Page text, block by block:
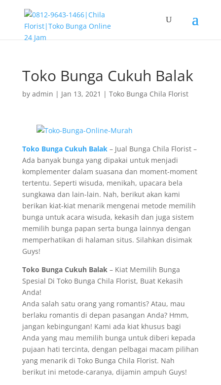
Toko Bunga Cukuh Balak
by admin | Jan 13, 2021 | Toko Bunga Chila Florist
Toko Bunga Cukuh Balak– Jual Bunga Chila Florist –
Ada banyak bunga yang dipakai untuk menjadi
komplementer dalam suasana dan moment-moment
tertentu. Seperti wisuda, menikah, upacara bela
sungkawa dan lain-lain. Nah, berikut akan kami
berikan kiat-kiat menarik mengenai metode memilih
bunga untuk acara wisuda, kekasih dan juga sistem
memilih bunga papan serta bunga lainnya dengan
memperhatikan di halaman situs. Silahkan disimak
Guys!
Toko Bunga Cukuh Balak– Kiat Memilih Bunga
Spesial Di Toko Bunga Chila Florist, Buat Kekasih
Anda!
Anda salah satu orang yang romantis? Atau, mau
berlaku romantis di depan pasangan Anda? Hmm,
jangan kebingungan! Kami ada kiat khusus bagi
Anda yang mau memilih bunga untuk diberi kepada
pujaan hati tercinta, dengan pelbagai macam pilihan
yang menarik di Toko Bunga Chila Florist. Nah
berikut ini metode-caranya, dijamin ampuh Guys!